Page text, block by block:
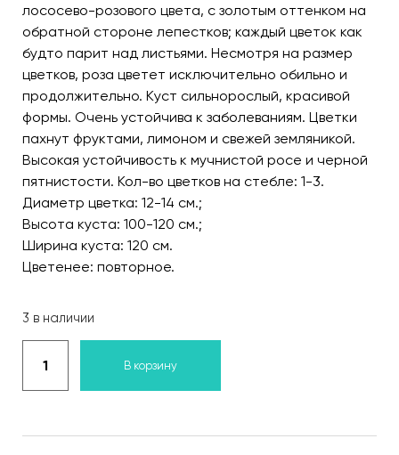
лососево-розового цвета, с золотым оттенком на
обратной стороне лепестков; каждый цветок как
будто парит над листьями. Несмотря на размер
цветков, роза цветет исключительно обильно и
продолжительно. Куст сильнорослый, красивой
формы. Очень устойчива к заболеваниям. Цветки
пахнут фруктами, лимоном и свежей земляникой.
Высокая устойчивость к мучнистой росе и черной
пятнистости. Кол-во цветков на стебле: 1-3.
Диаметр цветка: 12-14 см.;
Высота куста: 100-120 см.;
Ширина куста: 120 см.
Цветенее: повторное.
3 в наличии
В корзину